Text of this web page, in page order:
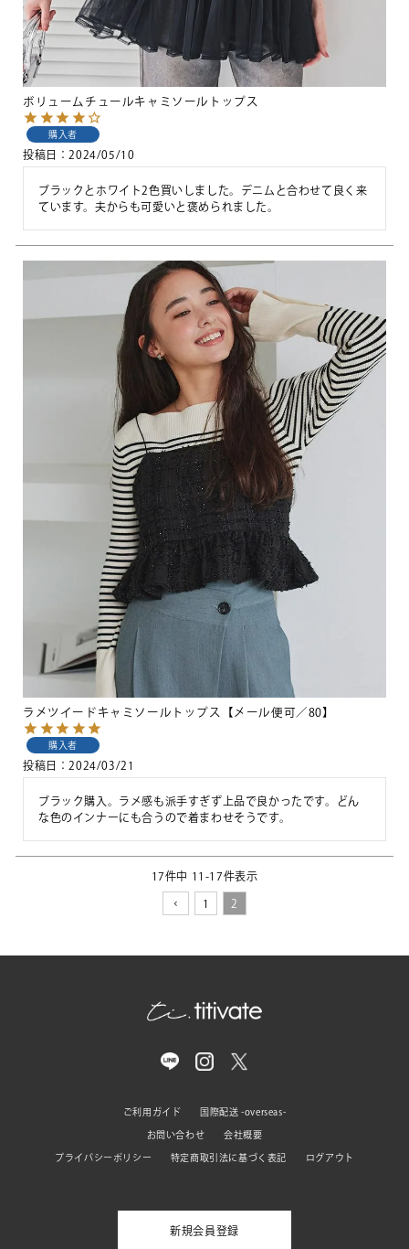
ボリュームチュールキャミソールトップス
購入者
投稿日 2024/05/10
ブラックとホワイト2色買いしました。デニムと合わせて良く来
ています。夫からも可愛いと褒められました。
ラメツイードキャミソールトップス【メール便可／80】
購入者
投稿日 2024/03/21
ブラック購入。ラメ感も派手すぎず上品で良かったです。どん
な色のインナーにも合うので着まわせそうです。
17件中 11 -17件表示
1 2
ご利用ガイド 国際配送 -overseas-
お問い合わせ 会社概要
プライバシーポリシー 特定商取引法に基づく表記 ログアウト
新規会員登録